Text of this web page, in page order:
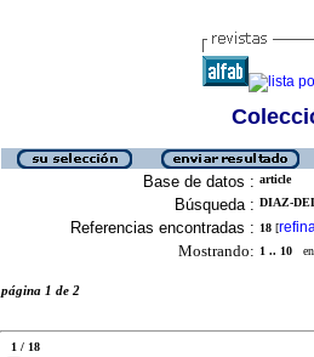
Base de datos : article
Búsqueda : DIAZ-
Referencias encontradas : 18 [
Mostrando: 1 .. 10 en
página 1 de 2
1 / 18